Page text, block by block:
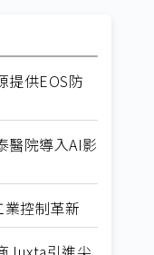
提供EOS防
醫院導入AI影
控制革新